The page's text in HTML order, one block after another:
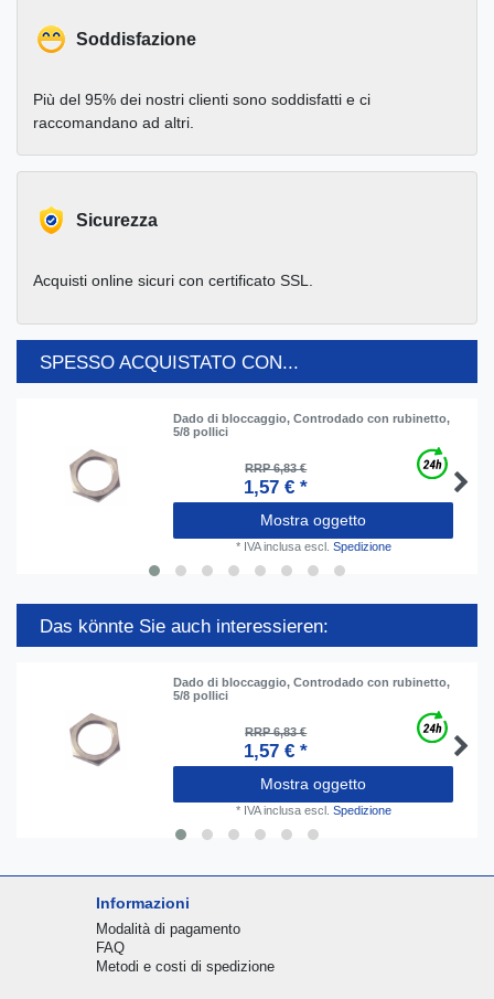
Soddisfazione
Più del 95% dei nostri clienti sono soddisfatti e ci
raccomandano ad altri.
Sicurezza
Acquisti online sicuri con certificato SSL.
SPESSO ACQUISTATO CON...
Dado di bloccaggio, Controdado con rubinetto,
5/8 pollici
RRP 6,83 €
1,57 € *
Mostra oggetto
* IVA inclusaescl. Spedizione
Das könnte Sie auch interessieren:
Dado di bloccaggio, Controdado con rubinetto,
5/8 pollici
RRP 6,83 €
1,57 € *
Mostra oggetto
* IVA inclusaescl. Spedizione
Informazioni
Modalità di pagamento
FAQ
Metodi e costi di spedizione